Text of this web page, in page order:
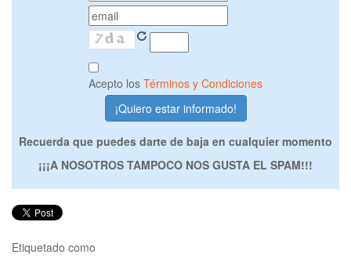
Acepto los Términos y Condiciones
Recuerda que puedes darte de baja en cualquier momento
¡¡¡A NOSOTROS TAMPOCO NOS GUSTA EL SPAM!!!
Etiquetado como